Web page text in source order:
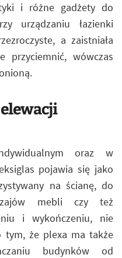
i różne gadżety do
urządzaniu łazienki
a zaistniała
przyciemnić, wówczas
oraz w
pojawia się jako
na ścianę, do
mebli czy też
i wykończeniu, nie
tym, że plexa ma także
budynków od